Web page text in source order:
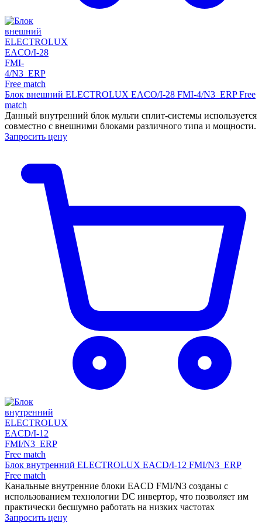
Блок внешний ELECTROLUX EACO/I-28 FMI-4/N3_ERP Free
match
Данный внутренний блок мульти сплит-системы используется
совместно с внешними блоками различного типа и мощности.
Запросить цену
Блок внутренний ELECTROLUX EACD/I-12 FMI/N3_ERP
Free match
Канальные внутренние блоки EACD FMI/N3 созданы с
использованием технологии DC инвертор, что позволяет им
практически бесшумно работать на низких частотах
Запросить цену